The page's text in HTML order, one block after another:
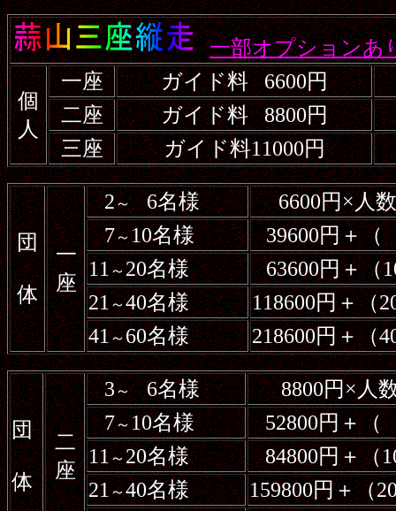
一部オプションあ
個
人
一座 ガイド料
6600円
二座
ガイド料
8800円
三座
ガイド料11000円
団
体
一
座
2～6名様
6600円×人数
7～10名様
39600円＋（
11～20名様
63600円＋（
21～40名様
118600円＋（
41～60名様 218600円＋（
団
体
二
座
3～6名様
8800円×人
7～10名様
52800円＋（
11～20名様
84800円＋（
21～40名様
159800円＋（